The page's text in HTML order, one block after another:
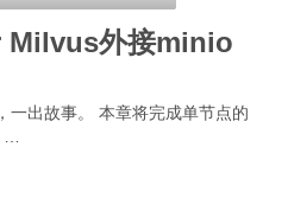
Milvus外接minio
一出故事。 本章将完成单节点的